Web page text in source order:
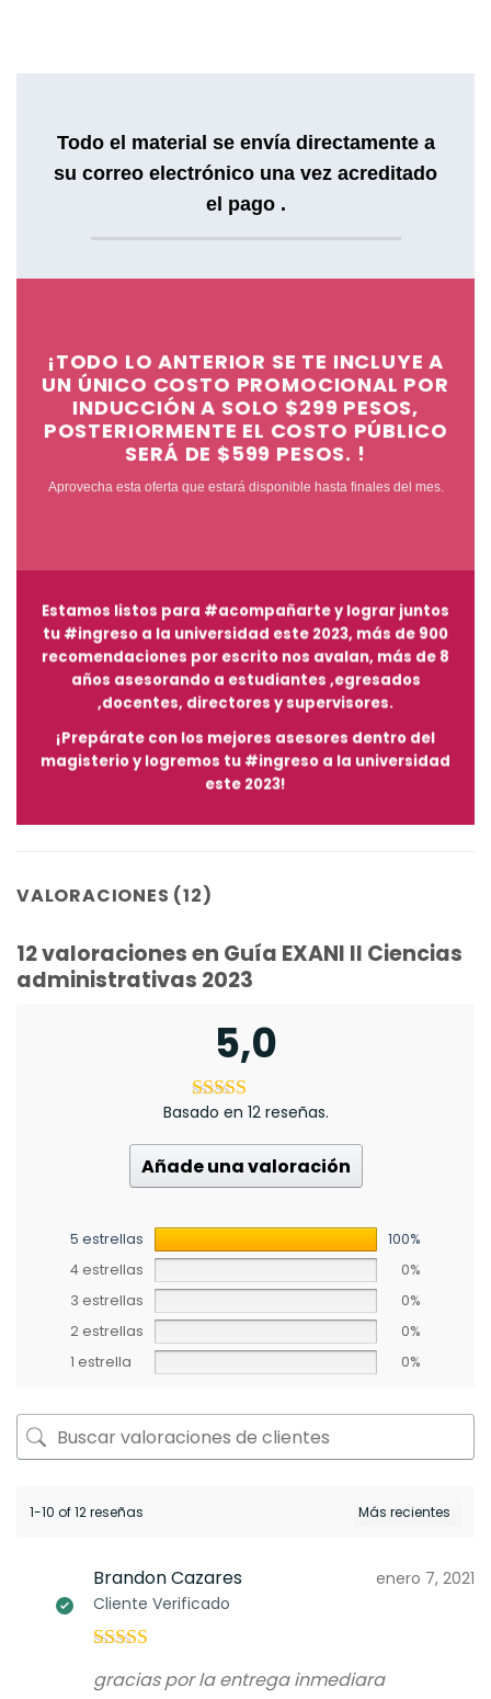
Todo el material se envía directamente a
su correo electrónico una vez acreditado
el pago .
¡TODO LO ANTERIOR SE TE INCLUYE A
UN ÚNICO COSTO PROMOCIONAL POR
INDUCCIÓN A SOLO $299 PESOS,
POSTERIORMENTE EL COSTO PÚBLICO
SERÁ DE $599 PESOS. !
Aprovecha esta oferta que estará disponible hasta finales del mes.
Estamos listos para #acompañarte y lograr juntos
tu #ingreso a la universidad este 2023, más de 900
recomendaciones por escrito nos avalan, más de 8
años asesorando a estudiantes ,egresados
,docentes, directores y supervisores.
¡Prepárate con los mejores asesores dentro del
magisterio y logremos tu #ingreso a la universidad
este 2023!
VALORACIONES (12)
12 valoraciones en Guía EXANI II Ciencias
administrativas 2023
5,0
Basado en 12 reseñas.
Añade una valoración
5 estrellas
100%
4 estrellas
0%
3 estrellas
0%
2 estrellas
0%
1 estrella
0%
1-10 of 12 reseñas
Brandon Cazares
Cliente Verificado
enero 7, 2021
5de 5
gracias por la entrega inmediara